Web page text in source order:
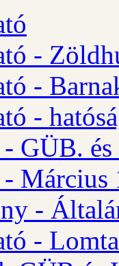
-
-
-
GÜB.
Március
-
-